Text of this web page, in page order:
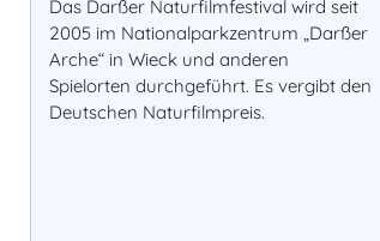
Das Darßer Naturfilmfestival wird seit
2005 im Nationalparkzentrum „Darßer
Arche“ in Wieck und anderen
Spielorten durchgeführt. Es vergibt den
Deutschen Naturfilmpreis.